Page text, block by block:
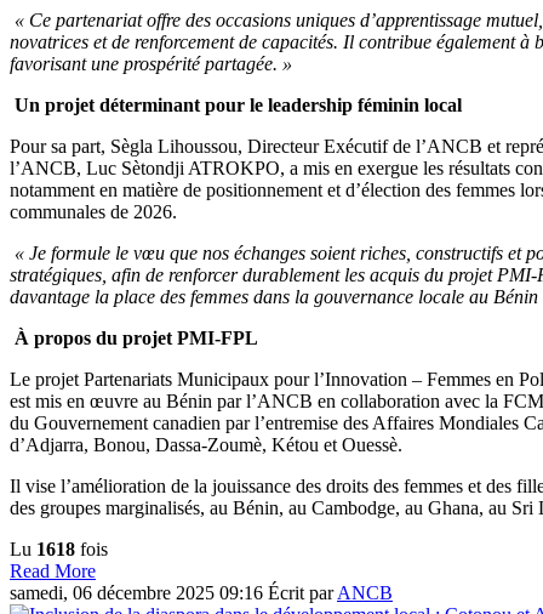
« Ce partenariat offre des occasions uniques d’apprentissage
novatrices et de renforcement de capacités. Il contribue également à
favorisant une prospérité partagée. »
Un projet déterminant pour le leadership féminin local
Pour sa part, Sègla Lihoussou, Directeur Exécutif de l’ANCB et
l’ANCB, Luc Sètondji ATROKPO, a mis en exergue les résultats
notamment en matière de positionnement et d’élection des femmes
communales de 2026.
« Je formule le vœu que nos échanges soient riches, constructifs et
stratégiques, afin de renforcer durablement les acquis du projet
davantage la place des femmes dans la gouvernance locale au Bénin
À propos du projet PMI-FPL
Le projet Partenariats Municipaux pour l’Innovation – Femmes en
est mis en œuvre au Bénin par l’ANCB en collaboration avec la
du Gouvernement canadien par l’entremise des Affaires Mondiales
d’Adjarra, Bonou, Dassa-Zoumè, Kétou et Ouessè.
Il vise l’amélioration de la jouissance des droits des femmes et des
des groupes marginalisés, au Bénin, au Cambodge, au Ghana, au Sri
Lu 1618 fois
Read More
samedi, 06 décembre 2025 09:16 Écrit parANCB